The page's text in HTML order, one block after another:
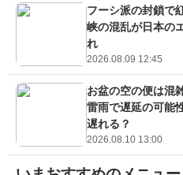
フーシ派の封鎖で
峡の混乱が日本の
れ
2026.08.09 12:45
お盆の空の便は混
雷雨で遅延の可能
遅れる？
2026.08.10 13:00